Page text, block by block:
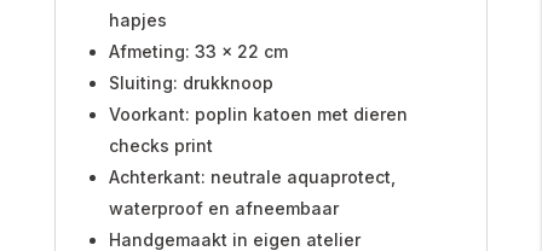
hapjes
Afmeting: 33 x 22 cm
Sluiting: drukknoop
Voorkant: poplin katoen met dieren
checks print
Achterkant: neutrale aquaprotect,
waterproof en afneembaar
Handgemaakt in eigen atelier